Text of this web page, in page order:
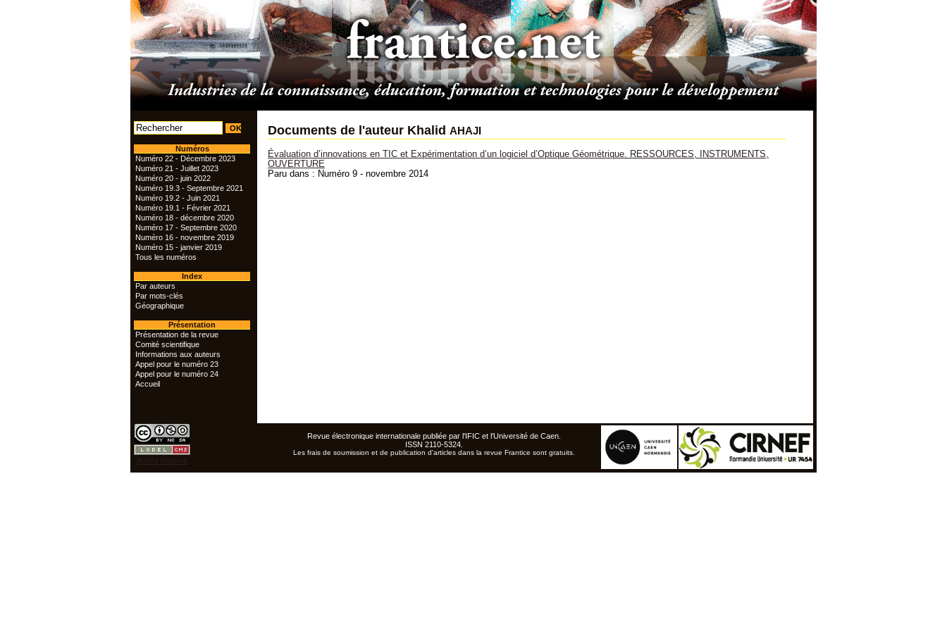
Numéros
Numéro 22 - Décembre 2023
Numéro 21 - Juillet 2023
Numéro 20 - juin 2022
Numéro 19.3 - Septembre 2021
Numéro 19.2 - Juin 2021
Numéro 19.1 - Février 2021
Numéro 18 - décembre 2020
Numéro 17 - Septembre 2020
Numéro 16 - novembre 2019
Numéro 15 - janvier 2019
Tous les numéros
Index
Par auteurs
Par mots-clés
Géographique
Présentation
Présentation de la revue
Comité scientifique
Informations aux auteurs
Appel pour le numéro 23
Appel pour le numéro 24
Accueil
Documents de l'auteur Khalid ahaji
Évaluation d’innovations en TIC et Expérimentation d’un logiciel d’Optique Géométrique. RESSOURCES, INSTRUMENTS,
OUVERTURE
Paru dans : Numéro 9 - novembre 2014
Accès réservé
Revue électronique internationale publiée par l'IFIC et l'Université de Caen
ISSN 2110-5324.
Les frais de soumission et de publication d'articles dans la revue Frantice sont gratuits.